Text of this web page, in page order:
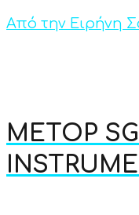
Από την Ειρήνη
METOP